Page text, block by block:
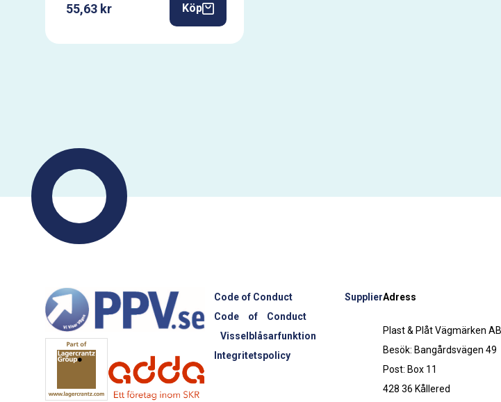
55,63 kr Köp
Code of Conduct
Supplier
Code of Conduct
Visselblåsarfunktion
Integritetspolicy
Adress
Plast & Plåt Vägmärken AB
Besök: Bangårdsvägen 49
Post: Box 11
428 36 Kållered